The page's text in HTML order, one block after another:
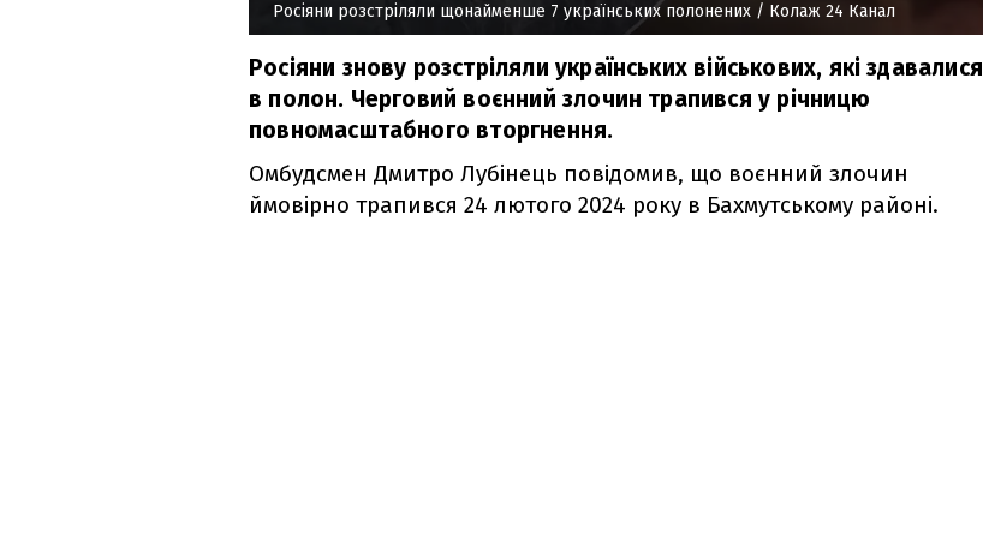
Росіяни розстріляли щонайменше 7 українських полонених / Колаж 24 Канал
Росіяни знову розстріляли українських військових, які здавалися
в полон. Черговий воєнний злочин трапився у річницю
повномасштабного вторгнення.
Омбудсмен Дмитро Лубінець повідомив, що воєнний злочин
ймовірно трапився 24 лютого 2024 року в Бахмутському районі.